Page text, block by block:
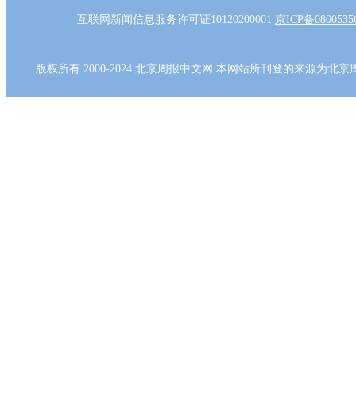
互联网新闻信息服务许可证10120200001 京ICP备
版权所有 2000-2024 北京周报中文网 本网站所刊登的来源为北